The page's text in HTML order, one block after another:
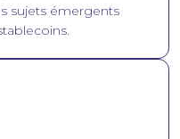
sujets émergents